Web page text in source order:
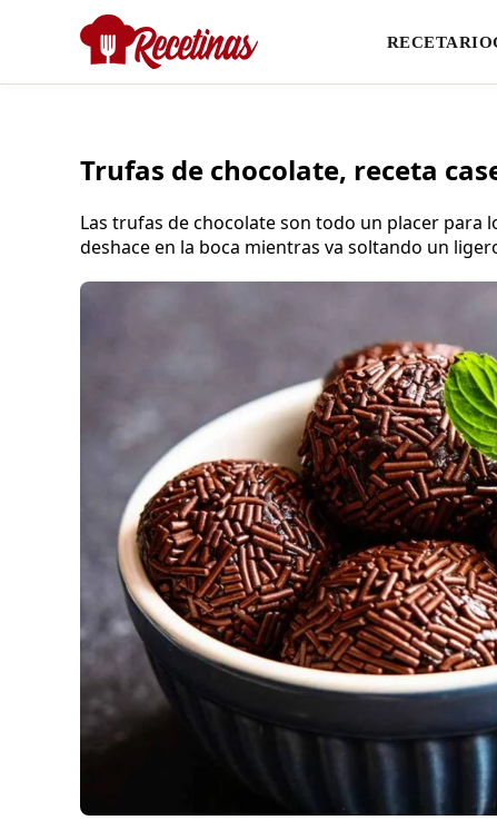
RECETARIO
Trufas de chocolate, receta
Las trufas de chocolate son todo un placer para
deshace en la boca mientras va soltando un